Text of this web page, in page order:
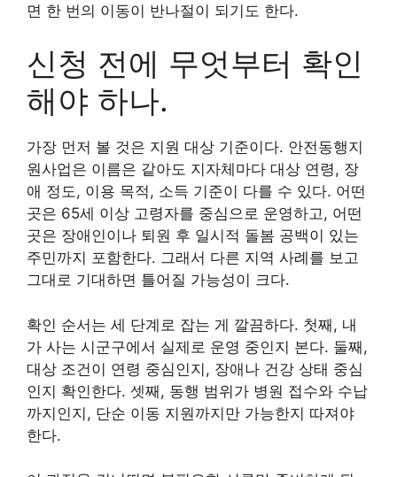
면 한 번의 이동이 반나절이 되기도 한다.
신청 전에 무엇부터 확인
해야 하나.
가장 먼저 볼 것은 지원 대상 기준이다. 안전동행지
원사업은 이름은 같아도 지자체마다 대상 연령, 장
애 정도, 이용 목적, 소득 기준이 다를 수 있다. 어떤
곳은 65세 이상 고령자를 중심으로 운영하고, 어떤
곳은 장애인이나 퇴원 후 일시적 돌봄 공백이 있는
주민까지 포함한다. 그래서 다른 지역 사례를 보고
그대로 기대하면 틀어질 가능성이 크다.
확인 순서는 세 단계로 잡는 게 깔끔하다. 첫째, 내
가 사는 시군구에서 실제로 운영 중인지 본다. 둘째,
대상 조건이 연령 중심인지, 장애나 건강 상태 중심
인지 확인한다. 셋째, 동행 범위가 병원 접수와 수납
까지인지, 단순 이동 지원까지만 가능한지 따져야
한다.